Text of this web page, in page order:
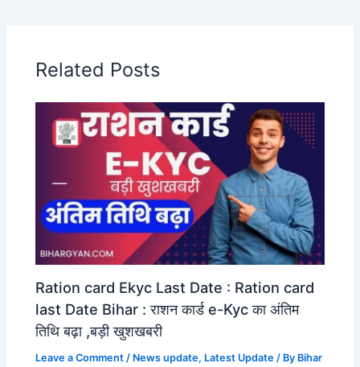
Related Posts
Ration card Ekyc Last Date : Ration card
last Date Bihar : राशन कार्ड e-Kyc का अंतिम
तिथि बढ़ा ,बड़ी खुशखबरी
Leave a Comment / News update, Latest Update / By Bihar